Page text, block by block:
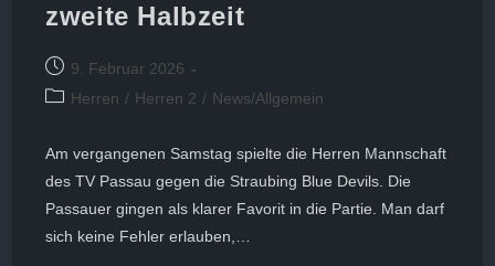
zweite Halbzeit
Beitrag
veröffentlicht:
9. Februar 2026
Beitrags-
Herren / Herren 2 / News/Allgemein
Am vergangenen Samstag spielte die Herren Mannschaft
des TV Passau gegen die Straubing Blue Devils. Die
Passauer gingen als klarer Favorit in die Partie. Man darf
sich keine Fehler erlauben,…